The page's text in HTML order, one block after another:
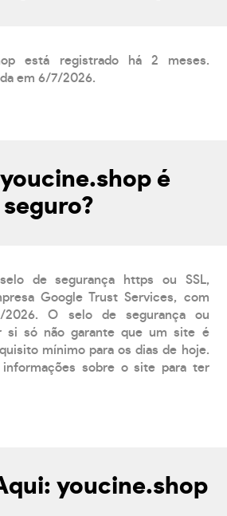
está registrado há 2 meses.
em 6/7/2026.
é
seguro?
de segurança https ou SSL,
Google Trust Services, com
2026. O selo de segurança ou
si só não garante que um site é
mínimo para os dias de hoje.
sobre o site para ter
youcine.shop